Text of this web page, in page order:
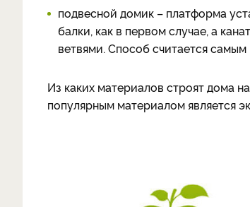
подвесной домик – платформа
балки, как в первом случае, а
ветвями. Способ считается
Из каких материалов строят дома
популярным материалом является